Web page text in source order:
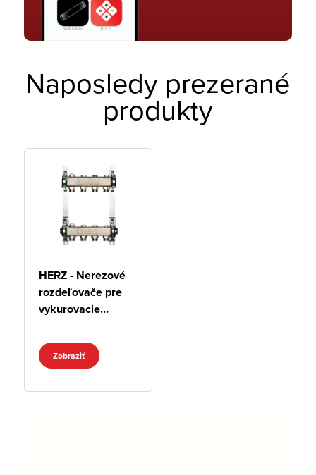
Naposledy prezerané
produkty
HERZ - Nerezové
rozdeľovače pre
vykurovacie
Zobraziť